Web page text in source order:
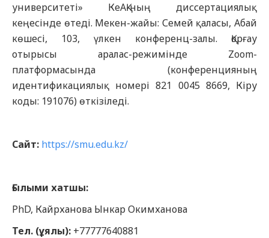
университеті» КеАҚ-ның диссертациялық
кеңесінде өтеді. Мекен-жайы: Семей қаласы, Абай
көшесі, 103, үлкен конференц-залы. Қорғау
отырысы аралас-режимінде Zoom-
платформасында (конференцияның
идентификациялық номері 821 0045 8669, Кіру
коды: 191076) өткізіледі.
Сайт: https://smu.edu.kz/
Ғылыми хатшы:
PhD, Кайрханова Ынкар Окимханова
Тел. (ұялы): +77777640881